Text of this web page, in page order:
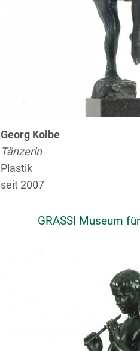
Georg Kolbe
Tänzerin
Plastik
seit 2007
GRASSI Museum